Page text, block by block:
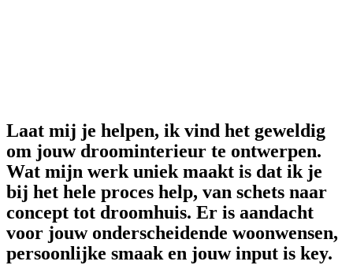
Laat mij je helpen, ik vind het geweldig
om jouw droominterieur te ontwerpen.
Wat mijn werk uniek maakt is dat ik je
bij het hele proces help, van schets naar
concept tot droomhuis. Er is aandacht
voor jouw onderscheidende woonwensen,
persoonlijke smaak en jouw input is key.